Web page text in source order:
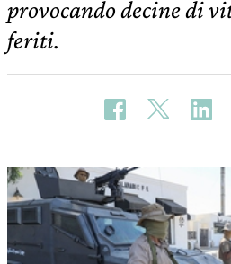
provocando decine di
feriti.